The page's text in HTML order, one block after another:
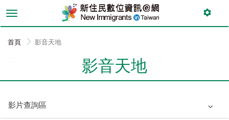
主
要
內
首頁 影音天地
影音天地
影片查詢區